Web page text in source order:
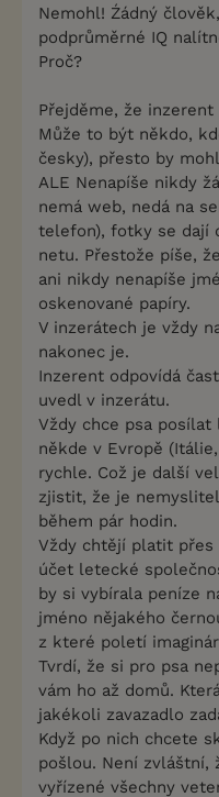
Nemohl! Źádný
podprůměrné IQ
Proč?
Přejděme, že
Může to být někdo,
česky), přesto by
ALE Nenapíše nikdy
nemá web, nedá na
telefon), fotky se dají
netu. Přestože píše,
ani nikdy nenapíše
oskenované papíry.
V inzerátech je vždy
nakonec je.
Inzerent odpovídá
uvedl v inzerátu.
Vždy chce psa
někde v Evropě
rychle. Což je další
zjistit, že je
během pár hodin.
Vždy chtějí platit přes
účet letecké
by si vybírala peníze
jméno nějakého
z které poletí
Tvrdí, že si pro psa
vám ho až domů.
jakékoli zavazadlo
Když po nich chcete
pošlou. Není zvláštní,
vyřízené všechny